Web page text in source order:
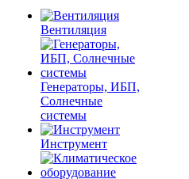
Вентиляция
Генераторы, ИБП,
Солнечные
системы
Инструмент